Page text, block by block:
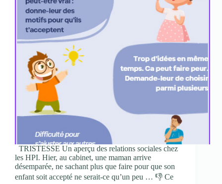
TRISTESSE Un aperçu des relations sociales chez
les HPI. Hier, au cabinet, une maman arrive
désemparée, ne sachant plus que faire pour que son
enfant soit accepté ne serait-ce qu’un peu … 👎 Ce